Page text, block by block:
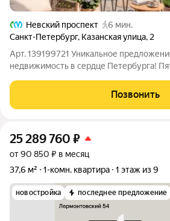
Невский проспект
6 мин.
Санкт-Петербург, Казанская улица, 2
Арт. 139199721 Уникальное предложение
недвижимость в сердце Петербурга!
видом на Казанский собор. Из окон
панорама на главный купол,
Позвонить
25 289 760 ₽
от 90 850 ₽ в месяц
37,6 м²
1-комн. квартира 1 этаж из 9
новостройка последнее предложение